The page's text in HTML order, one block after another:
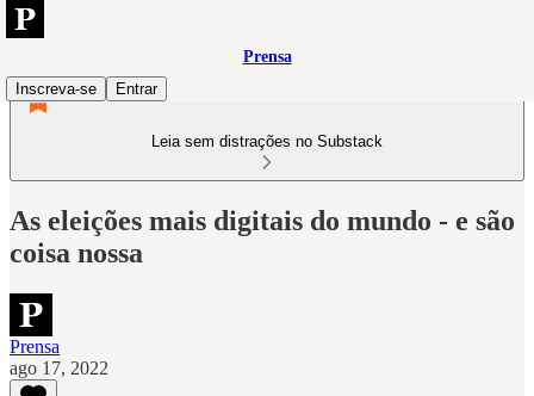
Prensa
Inscreva-se
Entrar
Leia sem distrações no Substack
As eleições mais digitais do mundo - e são
coisa nossa
Prensa
ago 17, 2022